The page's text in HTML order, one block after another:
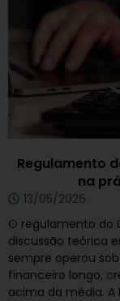
Regulamento
na
13/05/2026
O regulamento do
discussão teórica
sempre operou
financeiro longo,
acima da média. A